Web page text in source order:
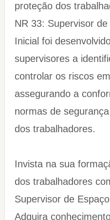
proteção dos
NR 33: Supervisor
Inicial foi
supervisores a
controlar os riscos
assegurando a
normas de
dos trabalhadores.
Invista na sua
dos trabalhadores
Supervisor de
Adquira